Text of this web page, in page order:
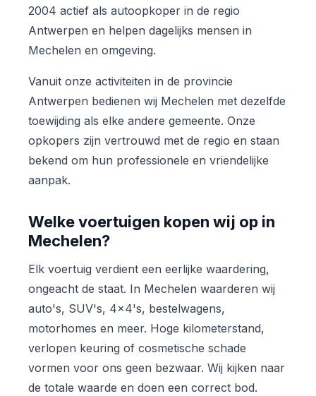
2004 actief als autoopkoper in de regio
Antwerpen en helpen dagelijks mensen in
Mechelen en omgeving.
Vanuit onze activiteiten in de provincie
Antwerpen bedienen wij Mechelen met dezelfde
toewijding als elke andere gemeente. Onze
opkopers zijn vertrouwd met de regio en staan
bekend om hun professionele en vriendelijke
aanpak.
Welke voertuigen kopen wij op in
Mechelen?
Elk voertuig verdient een eerlijke waardering,
ongeacht de staat. In Mechelen waarderen wij
auto's, SUV's, 4x4's, bestelwagens,
motorhomes en meer. Hoge kilometerstand,
verlopen keuring of cosmetische schade
vormen voor ons geen bezwaar. Wij kijken naar
de totale waarde en doen een correct bod.